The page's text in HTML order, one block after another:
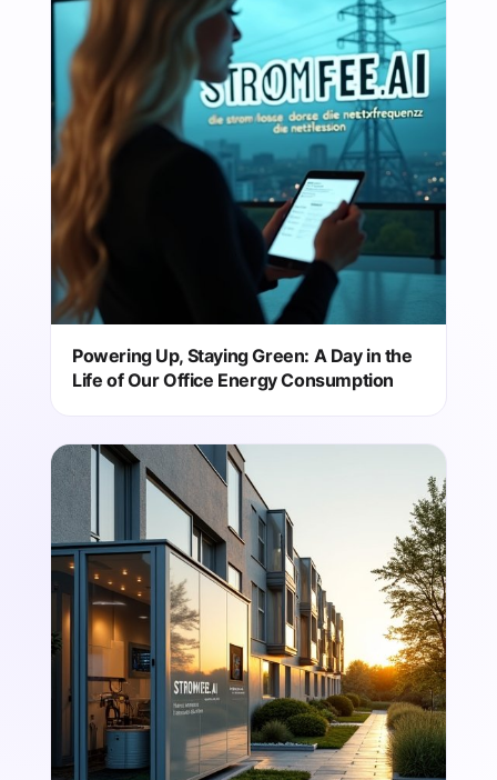
Powering Up, Staying Green: A Day in the
Life of Our Office Energy Consumption